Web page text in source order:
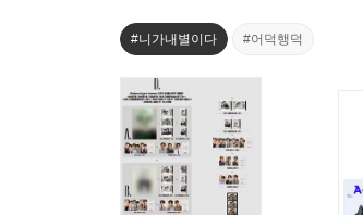
#니가내별이다 #어덕행덕